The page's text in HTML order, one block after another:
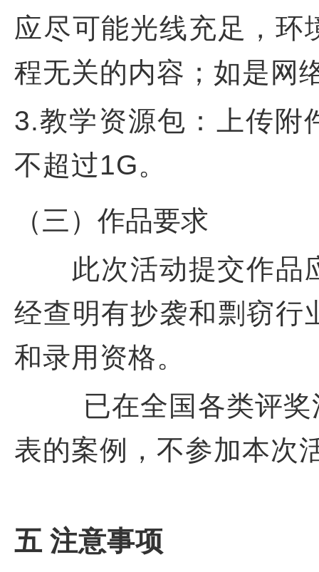
应尽可能光线充足，环
程无关的内容；如是网
3.教学资源包：上传附
不超过1G。
（三）作品要求
此次活动提交作品
经查明有抄袭和剽窃行
和录用资格。
已在全国各类评奖
表的案例，不参加本次
五 注意事项